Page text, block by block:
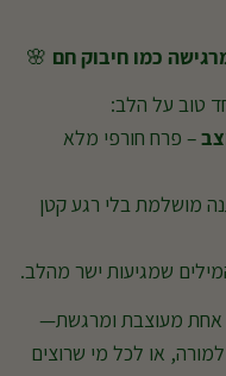
כמו חיבוק חם 🌸
טוב על הלב:
– פרח חורפי מלא
מושלמת בלי רגע קטן
שמגיעות ישר מהלב.
אחת מעוצבת ומרגשת—
או לכל מי שרוצים